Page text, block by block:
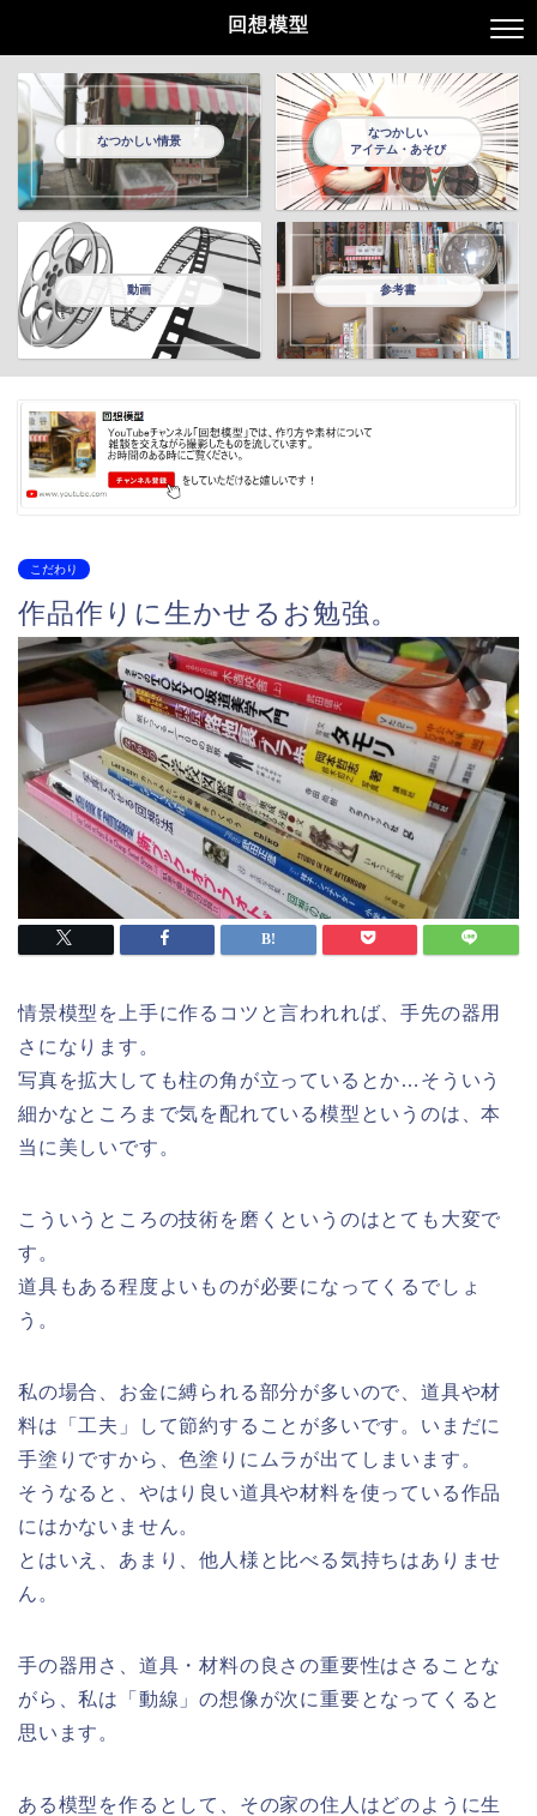
回想模型
なつかしい情景
なつかしい
アイテム・あそび
動画 参考書
こだわり
作品作りに生かせるお勉強。
情景模型を上手に作るコツと言われれば、手先の器用
さになります。
写真を拡大しても柱の角が立っているとか…そういう
細かなところまで気を配れている模型というのは、本
当に美しいです。
こういうところの技術を磨くというのはとても大変で
す。
道具もある程度よいものが必要になってくるでしょ
う。
私の場合、お金に縛られる部分が多いので、道具や材
料は「工夫」して節約することが多いです。いまだに
手塗りですから、色塗りにムラが出てしまいます。
そうなると、やはり良い道具や材料を使っている作品
にはかないません。
とはいえ、あまり、他人様と比べる気持ちはありませ
ん。
手の器用さ、道具・材料の良さの重要性はさることな
がら、私は「動線」の想像が次に重要となってくると
思います。
ある模型を作るとして、その家の住人はどのように生